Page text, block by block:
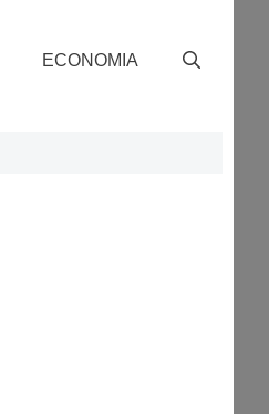
ECONOMIA